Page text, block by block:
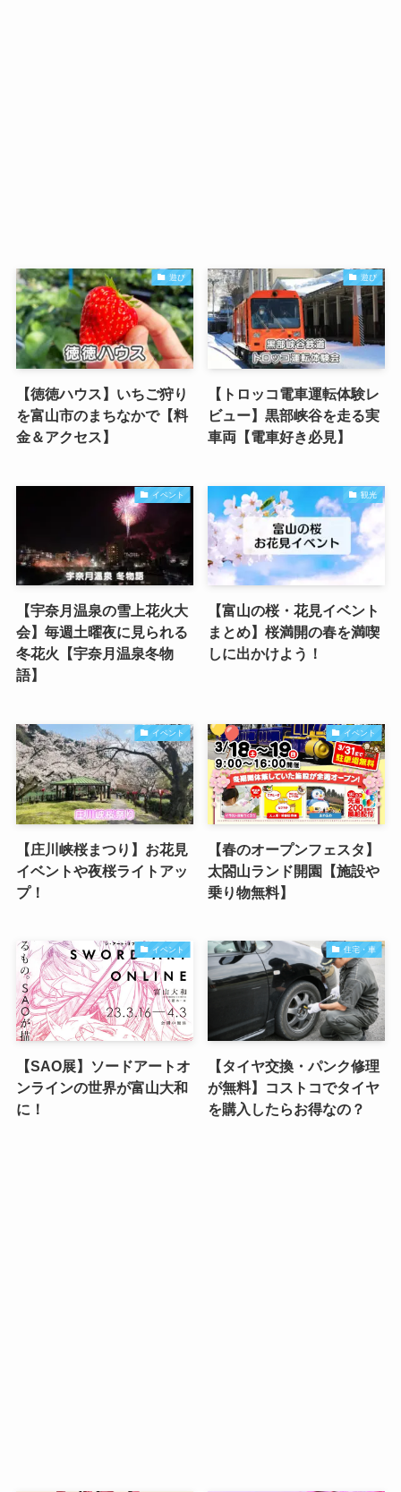
遊び
【徳徳ハウス】いちご狩り
を富山市のまちなかで【料
金＆アクセス】
遊び
【トロッコ電車運転体験レ
ビュー】黒部峡谷を走る実
車両【電車好き必見】
イベント
【宇奈月温泉の雪上花火大
会】毎週土曜夜に見られる
冬花火【宇奈月温泉冬物
語】
観光
【富山の桜・花見イベント
まとめ】桜満開の春を満喫
しに出かけよう！
イベント
【庄川峡桜まつり】お花見
イベントや夜桜ライトアッ
プ！
イベント
【春のオープンフェスタ】
太閤山ランド開園【施設や
乗り物無料】
イベント
【SAO展】ソードアートオ
ンラインの世界が富山大和
に！
住宅・車
【タイヤ交換・パンク修理
が無料】コストコでタイヤ
を購入したらお得なの？